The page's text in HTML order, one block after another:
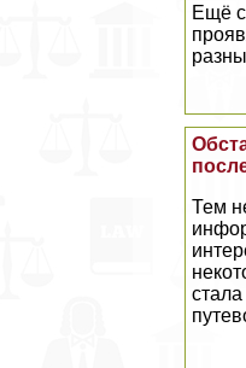
Ещё
Тем